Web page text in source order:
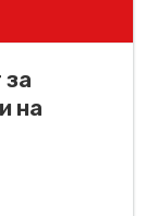
за
на